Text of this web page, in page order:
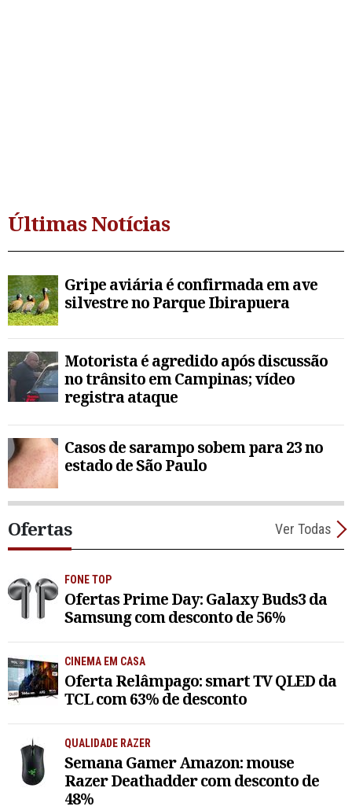
Últimas Notícias
Gripe aviária é confirmada em ave
silvestre no Parque Ibirapuera
Motorista é agredido após discussão
no trânsito em Campinas; vídeo
registra ataque
Casos de sarampo sobem para 23 no
estado de São Paulo
Ofertas Ver Todas
FONE TOP
Ofertas Prime Day: Galaxy Buds3 da
Samsung com desconto de 56%
CINEMA EM CASA
Oferta Relâmpago: smart TV QLED da
TCL com 63% de desconto
QUALIDADE RAZER
Semana Gamer Amazon: mouse
Razer Deathadder com desconto de
48%